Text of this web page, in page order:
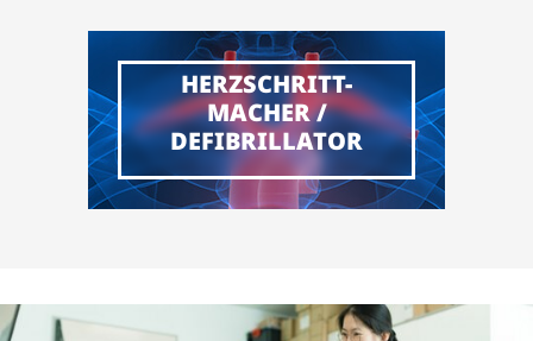
HERZSCHRITT-
MACHER /
DEFIBRILLATOR